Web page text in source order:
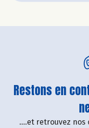
Restons en
....et retrouvez